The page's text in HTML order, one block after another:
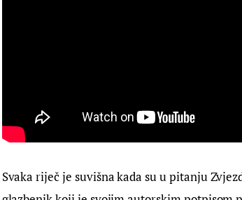
Svaka riječ je suvišna kada su u pitanju